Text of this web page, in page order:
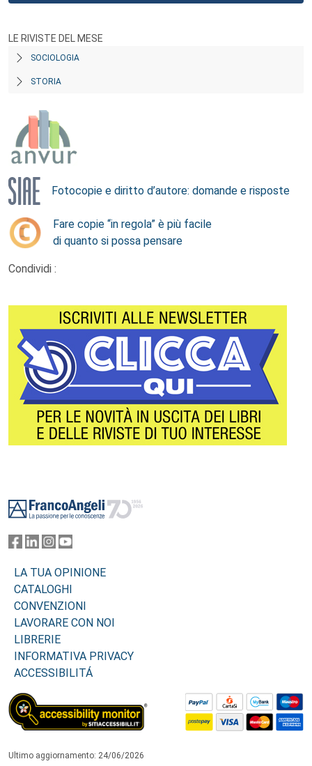
LE RIVISTE DEL MESE
SOCIOLOGIA
STORIA
Fotocopie e diritto d’autore: domande e risposte
Fare copie “in regola” è più facile
di quanto si possa pensare
Condividi :
LA TUA OPINIONE
CATALOGHI
CONVENZIONI
LAVORARE CON NOI
LIBRERIE
INFORMATIVA PRIVACY
ACCESSIBILITÁ
Ultimo aggiornamento: 24/06/2026